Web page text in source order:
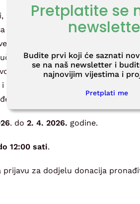
kulture i kulturne baštine, odgoja
i drugih općekorisnih projekata s
zajednici na području Općine
i agroturizma, olakšavanje
stvaranje nove mogućnosti za
u konačnici pomoć obiteljskim
postojećeg prostora življenja.
. do 2. 4. 2026. godine.
12:00 sati.
za dodjelu donacija
Pretplatite se
Budite prvi koji će saznati
se na naš newsletter i
najnovijim vijestima i
Pretplati me